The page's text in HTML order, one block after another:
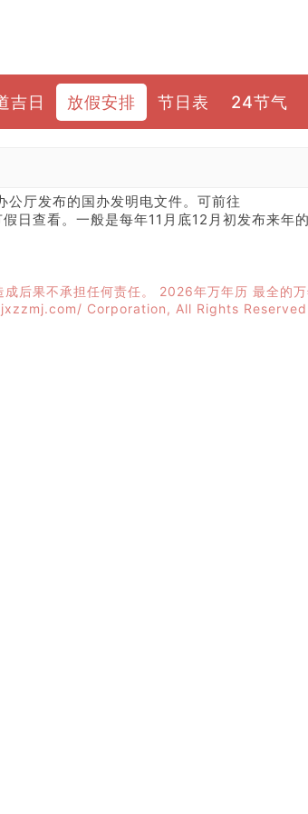
吉日 放假安排 节日表 24节气
厅发布的国办发明电文件。可前往
日查看。一般是每年11月底12月初发布来年的
后果不承担任何责任。 2026年万年历 最全的
Corporation, All Rights Reserved